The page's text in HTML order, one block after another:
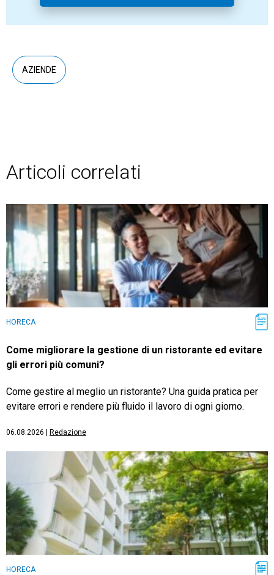
AZIENDE
Articoli correlati
HORECA
Come migliorare la gestione di un ristorante ed evitare
gli errori più comuni?
Come gestire al meglio un ristorante? Una guida pratica per
evitare errori e rendere più fluido il lavoro di ogni giorno.
06.08.2026 Redazione
HORECA